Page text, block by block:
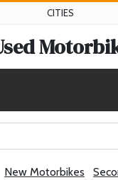
CITIES
New Motorbikes